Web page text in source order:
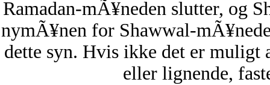
Ramadan-mÃ¥neden slutter, og
nymÃ¥nen for Shawwal-
dette syn. Hvis ikke det er
eller lignende,